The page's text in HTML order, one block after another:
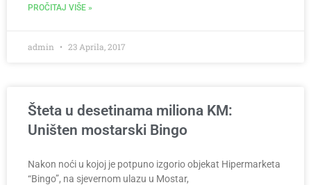
PROČITAJ VIŠE »
admin 23 Aprila, 2017
Šteta u desetinama miliona KM:
Uništen mostarski Bingo
Nakon noći u kojoj je potpuno izgorio objekat Hipermarketa
“Bingo”, na sjevernom ulazu u Mostar,